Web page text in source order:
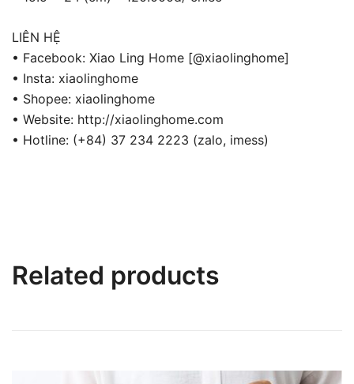
LIÊN HỆ
• Facebook: Xiao Ling Home [@xiaolinghome]
• Insta: xiaolinghome
• Shopee: xiaolinghome
• Website: http://xiaolinghome.com
• Hotline: (+84) 37 234 2223 (zalo, imess)
Related products